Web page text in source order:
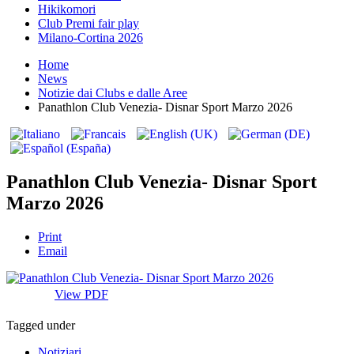
Hikikomori
Club Premi fair play
Milano-Cortina 2026
Home
News
Notizie dai Clubs e dalle Aree
Panathlon Club Venezia- Disnar Sport Marzo 2026
Panathlon Club Venezia- Disnar Sport
Marzo 2026
Print
Email
View PDF
Tagged under